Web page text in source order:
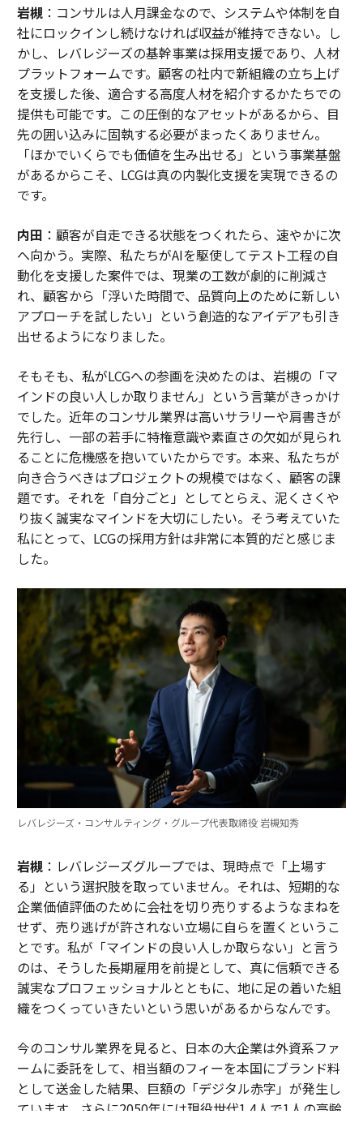
岩槻：コンサルは人月課金なので、システムや体制を自
社にロックインし続けなければ収益が維持できない。し
かし、レバレジーズの基幹事業は採用支援であり、人材
プラットフォームです。顧客の社内で新組織の立ち上げ
を支援した後、適合する高度人材を紹介するかたちでの
提供も可能です。この圧倒的なアセットがあるから、目
先の囲い込みに固執する必要がまったくありません。
「ほかでいくらでも価値を生み出せる」という事業基盤
があるからこそ、LCGは真の内製化支援を実現できるの
です。
内田 ：顧客が自走できる状態をつくれたら、速やかに次
へ向かう。実際、私たちがAIを駆使してテスト工程の自
動化を支援した案件では、現業の工数が劇的に削減さ
れ、顧客から「浮いた時間で、品質向上のために新しい
アプローチを試したい」という創造的なアイデアも引き
出せるようになりました。
そもそも、私がLCGへの参画を決めたのは、岩槻の「マ
インドの良い人しか取りません」という言葉がきっかけ
でした。近年のコンサル業界は高いサラリーや肩書きが
先行し、一部の若手に特権意識や素直さの欠如が見られ
ることに危機感を抱いていたからです。本来、私たちが
向き合うべきはプロジェクトの規模ではなく、顧客の課
題です。それを「自分ごと」としてとらえ、泥くさくや
り抜く誠実なマインドを大切にしたい。そう考えていた
私にとって、LCGの採用方針は非常に本質的だと感じま
した。
レバレジーズ・コンサルティング・グループ代表取締役 岩槻知秀
岩槻：レバレジーズグループでは、現時点で「上場す
る」という選択肢を取っていません。それは、短期的な
企業価値評価のために会社を切り売りするようなまねを
せず、売り逃げが許されない立場に自らを置くというこ
とです。私が「マインドの良い人しか取らない」と言う
のは、そうした長期雇用を前提として、真に信頼できる
誠実なプロフェッショナルとともに、地に足の着いた組
織をつくっていきたいという思いがあるからなんです。
今のコンサル業界を見ると、日本の大企業は外資系ファ
ームに委託をして、相当額のフィーを本国にブランド料
として送金した結果、巨額の「デジタル赤字」が発生し
ています。さらに2050年には現役世代1.4人で1人の高齢